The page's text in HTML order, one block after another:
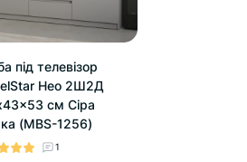
під телевізор
Нео 2Ш2Д
см Сіра
(MBS-1256)
1